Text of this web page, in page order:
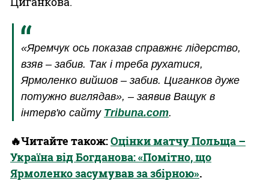
«Яремчук ось показав справжнє лідерство,
взяв – забив. Так і треба рухатися,
Ярмоленко вийшов – забив. Циганков дуже
потужно виглядав», – заявив Ващук в
інтерв'ю сайту Тribuna.com.
🔥Читайте також:Оцінки матчу Польща –
Україна від Богданова: «Помітно, що
Ярмоленко засумував за збірною».